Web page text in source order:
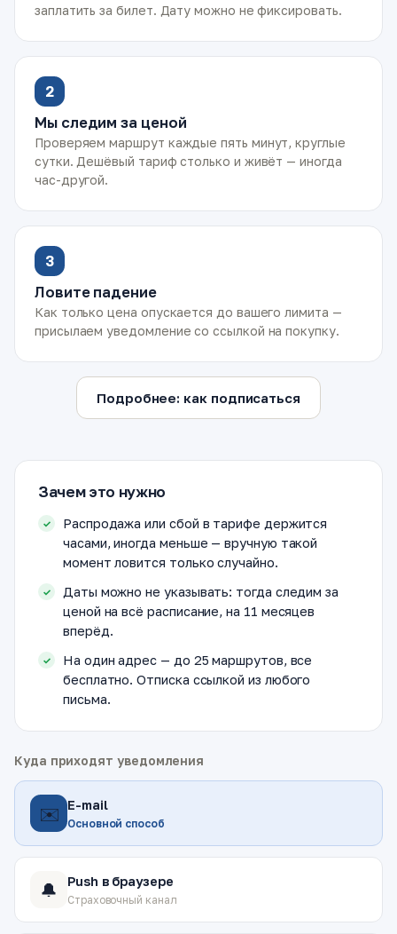
заплатить за билет. Дату можно не фиксировать.
2
Мы следим за ценой
Проверяем маршрут каждые пять минут, круглые
сутки. Дешёвый тариф столько и живёт — иногда
час-другой.
3
Ловите падение
Как только цена опускается до вашего лимита —
присылаем уведомление со ссылкой на покупку.
Подробнее: как подписаться
Зачем это нужно
Распродажа или сбой в тарифе держится
часами, иногда меньше — вручную такой
момент ловится только случайно.
Даты можно не указывать: тогда следим за
ценой на всё расписание, на 11 месяцев
вперёд.
На один адрес — до 25 маршрутов, все
бесплатно. Отписка ссылкой из любого
письма.
Куда приходят уведомления
✉️ E-mail
Основной способ
🔔 Push в браузере
Страховочный канал